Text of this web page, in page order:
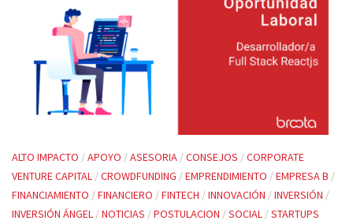
ALTO IMPACTO /APOYO /ASESORIA /CONSEJOS /CORPORATE
VENTURE CAPITAL /CROWDFUNDING /EMPRENDIMIENTO /EMPRESA B /
FINANCIAMIENTO /FINANCIERO /FINTECH /INNOVACIÓN /INVERSIÓN /
INVERSIÓN ÁNGEL /NOTICIAS /POSTULACION /SOCIAL /STARTUPS